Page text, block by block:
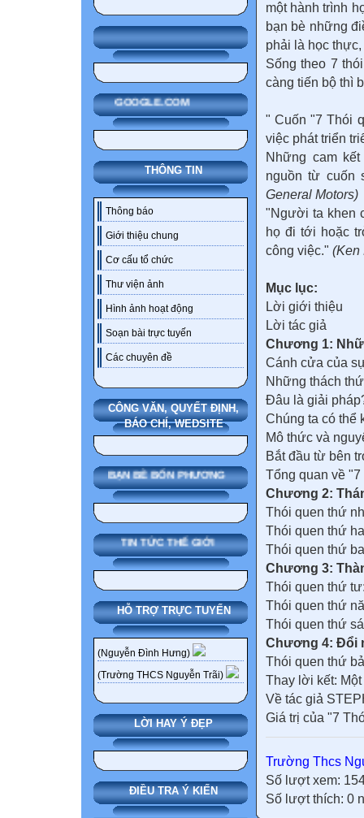
GOOGLE.COM
THÔNG TIN
Thông báo
Giới thiệu chung
Cơ cấu tổ chức
Thư viện ảnh
Hình ảnh hoạt động
Soạn bài trực tuyến
Các chuyên đề
CÔNG VĂN, QUYẾT ĐỊNH,
BÁO CHÍ, WEDSITE
BẠN BÈ BỐN PHƯƠNG
TIN TỨC THẾ GIỚI
HỖ TRỢ TRỰC TUYẾN
(Nguyễn Đình Hưng)
(Trường THCS Nguyễn Trãi)
LỜI HAY Ý ĐẸP
ĐIỀU TRA Ý KIẾN
một hành trình
bạn bè những
phải là học
Sống theo 7
càng tiến bộ thì
" Cuốn "7 Thói
việc phát triển
Những cam
nguồn từ cuốn
General Motors)
"Người ta khen
họ đi tới hoặc
công việc." (Ken
Mục lục:
Lời giới thiệu
Lời tác giả
Chương 1:
Cánh cửa của
Những thách
Đâu là giải
Chúng ta có thể
Mô thức và
Bắt đầu từ bên
Tổng quan về
Chương 2:
Thói quen thứ
Thói quen thứ
Thói quen thứ
Chương 3:
Thói quen thứ
Thói quen thứ
Thói quen thứ
Chương 4: Đổi
Thói quen thứ
Thay lời kết:
Về tác giả
Giá trị của "7
Trường Thcs
Số lượt xem:
Số lượt thích: 0